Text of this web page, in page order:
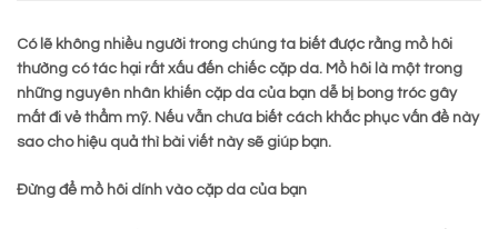
Có lẽ không nhiều người trong chúng ta biết được rằng mồ hôi
thường có tác hại rất xấu đến chiếc cặp da. Mồ hôi là một trong
những nguyên nhân khiến cặp da của bạn dễ bị bong tróc gây
mất đi vẻ thẩm mỹ. Nếu vẫn chưa biết cách khắc phục vấn đề này
sao cho hiệu quả thì bài viết này sẽ giúp bạn.
Đừng để mồ hôi dính vào cặp da của bạn